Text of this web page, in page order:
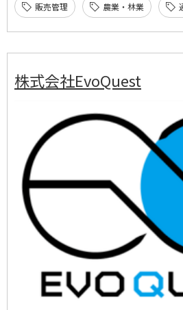
販売管理 農業・林業
株式会社EvoQuest